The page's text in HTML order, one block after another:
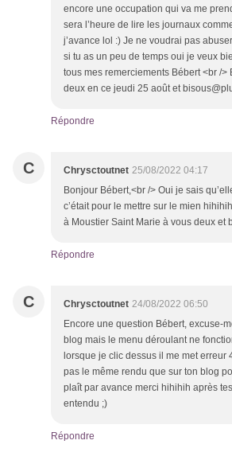
encore une occupation qui va me
sera l’heure de lire les journaux
j’avance lol :) Je ne voudrai pas
si tu as un peu de temps oui je veux
tous mes remerciements Bébert <br /
deux en ce jeudi 25 août et
Répondre
C Chrysctoutnet 25/08/2022 04:17
Bonjour Bébert,<br /> Oui je sais
c’était pour le mettre sur le mien
à Moustier Saint Marie à vous deux et
Répondre
C Chrysctoutnet 24/08/2022 06:50
Encore une question Bébert, excuse-
blog mais le menu déroulant ne
lorsque je clic dessus il me met erreur
pas le même rendu que sur ton blog
plaît par avance merci hihihih après
entendu ;)
Répondre